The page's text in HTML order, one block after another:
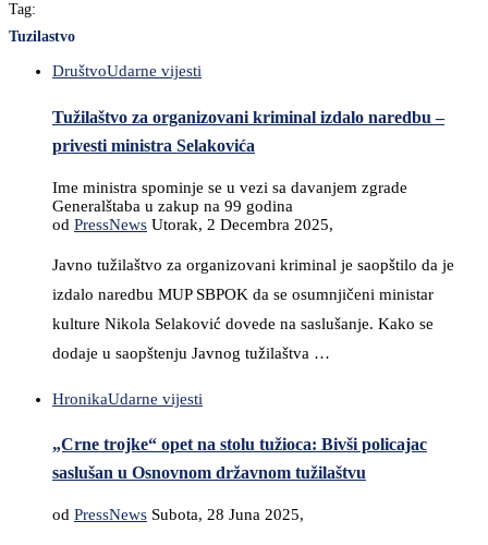
Tag:
Tuzilastvo
DruštvoUdarne vijesti
Tužilaštvo za organizovani kriminal izdalo naredbu –
privesti ministra Selakovića
Ime ministra spominje se u vezi sa davanjem zgrade
Generalštaba u zakup na 99 godina
od PressNews Utorak, 2 Decembra 2025,
Javno tužilaštvo za organizovani kriminal je saopštilo da je
izdalo naredbu MUP SBPOK da se osumnjičeni ministar
kulture Nikola Selaković dovede na saslušanje. Kako se
dodaje u saopštenju Javnog tužilaštva …
HronikaUdarne vijesti
„Crne trojke“ opet na stolu tužioca: Bivši policajac
saslušan u Osnovnom državnom tužilaštvu
od PressNews Subota, 28 Juna 2025,